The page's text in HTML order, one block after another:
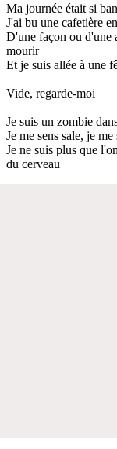
Ma journée était si
J'ai bu une cafetière
D'une façon ou d'une
mourir
Et je suis allée à une
Vide, regarde-moi
Je suis un zombie
Je me sens sale, je
Je ne suis plus que
du cerveau